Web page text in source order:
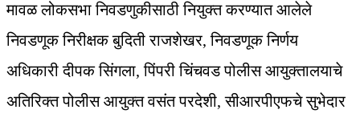
मावळ लोकसभा निवडणुकीसाठी नियुक्त करण्यात आलेले
निवडणूक निरीक्षक बुदिती राजशेखर, निवडणूक निर्णय
अधिकारी दीपक सिंगला, पिंपरी चिंचवड पोलीस आयुक्तालयाचे
अतिरिक्त पोलीस आयुक्त वसंत परदेशी, सीआरपीएफचे सुभेदार